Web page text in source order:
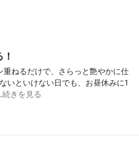
ねるだけで、さらっと艶やかに仕
いといけない日でも、お昼休みに1
続きを見る